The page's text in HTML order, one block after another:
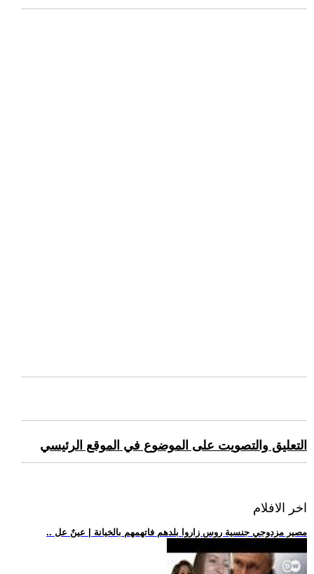
التعليق والتصويت على الموضوع في الموقع الرئيسي
اخر الافلام
.. مصير مزدوجي جنسية روس زاروا بلدهم فاتهمهم بالخيانة | عينٌ عل